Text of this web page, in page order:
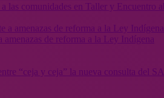
las comunidades en Taller y Encuentro
de reforma a la Ley Indígena
“ceja y ceja” la nueva consulta del